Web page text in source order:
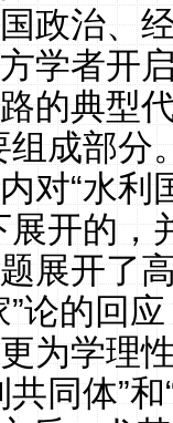
政治、
学者开
的典型
组成部分
对“水利
展开的，
展开了
”论的回
为学理
共同体”